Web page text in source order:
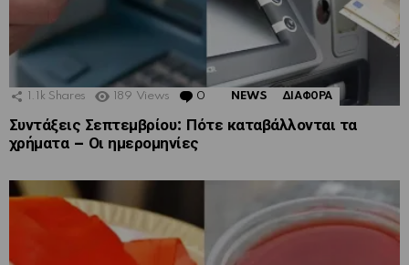
1.1k Shares 189 Views 0 Comments
NEWS ΔΙΑΦΟΡΑ
Συντάξεις Σεπτεμβρίου: Πότε καταβάλλονται τα
χρήματα – Οι ημερομηνίες